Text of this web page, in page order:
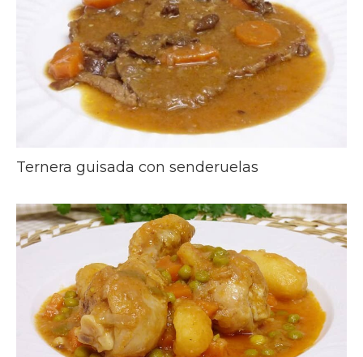
Ternera guisada con senderuelas